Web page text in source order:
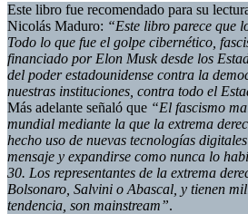
Este libro fue recomendado para su
Nicolás Maduro: “Este libro parece que
Todo lo que fue el golpe cibernético,
financiado por Elon Musk desde los
del poder estadounidense contra la
nuestras instituciones, contra todo el
Más adelante señaló que “El fascismo
mundial mediante la que la extrema
hecho uso de nuevas tecnologías
mensaje y expandirse como nunca lo
30. Los representantes de la extrema
Bolsonaro, Salvini o Abascal, y tienen
tendencia, son mainstream”.